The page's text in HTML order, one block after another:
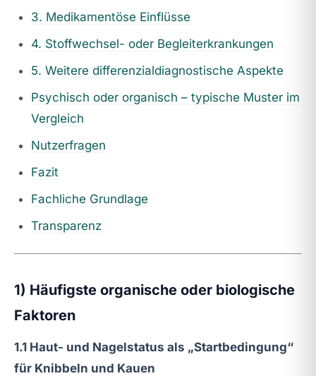
3. Medikamentöse Einflüsse
4. Stoffwechsel- oder Begleiterkrankungen
5. Weitere differenzialdiagnostische Aspekte
Psychisch oder organisch – typische Muster im
Vergleich
Nutzerfragen
Fazit
Fachliche Grundlage
Transparenz
1) Häufigste organische oder biologische
Faktoren
1.1 Haut- und Nagelstatus als „Startbedingung“
für Knibbeln und Kauen